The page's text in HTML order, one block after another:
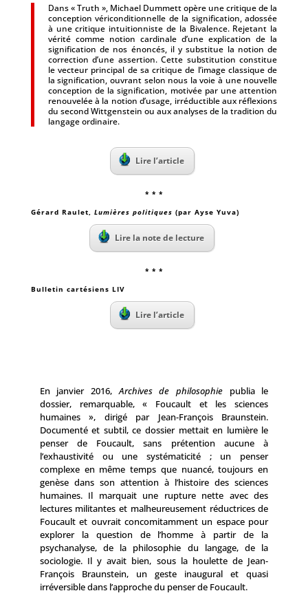
Dans « Truth », Michael Dummett opère une critique de la
conception vériconditionnelle de la signification, adossée
à une critique intuitionniste de la Bivalence. Rejetant la
vérité comme notion cardinale d’une explication de la
signification de nos énoncés, il y substitue la notion de
correction d’une assertion. Cette substitution constitue
le vecteur principal de sa critique de l’image classique de
la signification, ouvrant selon nous la voie à une nouvelle
conception de la signification, motivée par une attention
renouvelée à la notion d’usage, irréductible aux réflexions
du second Wittgenstein ou aux analyses de la tradition du
langage ordinaire.
Lire l’article
* * *
Gérard Raulet, Lumières politiques (par Ayse Yuva)
Lire la note de lecture
* * *
Bulletin cartésiens LIV
Lire l’article
En janvier 2016,Archives de philosophiepublia le
dossier, remarquable, « Foucault et les sciences
humaines», dirigé par Jean-François Braunstein.
Documenté et subtil, ce dossier mettait en lumière le
penser de Foucault, sans prétention aucune à
l’exhaustivité ou une systématicité ; un penser
complexe en même temps que nuancé, toujours en
genèse dans son attention à l’histoire des sciences
humaines. Il marquait une rupture nette avec des
lectures militantes et malheureusement réductrices de
Foucault et ouvrait concomitamment un espace pour
explorer la question de l’homme à partir de la
psychanalyse, de la philosophie du langage, de la
sociologie. Il y avait bien, sous la houlette de Jean-
François Braunstein, un geste inaugural et quasi
irréversible dans l’approche du penser de Foucault.